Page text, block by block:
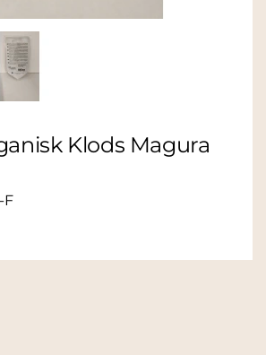
Klods Magura
F